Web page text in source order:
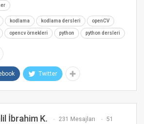
kodlama kodlama dersleri openCV
opencv örnekleri python python dersleri
Twitter
İbrahim K. 231 Mesajları 51